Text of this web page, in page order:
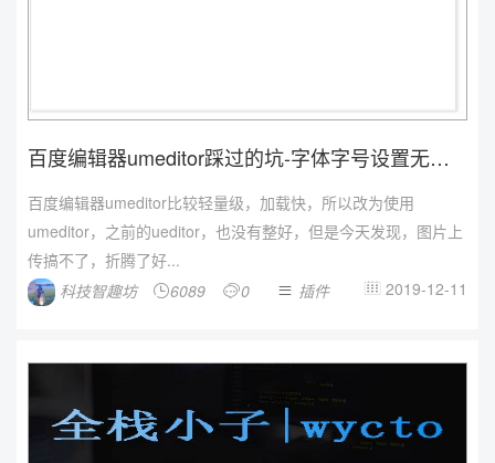
百度编辑器umeditor踩过的坑-字体字号设置无效
百度编辑器umeditor比较轻量级，加载快，所以改为使用
umeditor，之前的ueditor，也没有整好，但是今天发现，图片上
传搞不了，折腾了好...
科技智趣坊
6089 0  插件  2019-12-11